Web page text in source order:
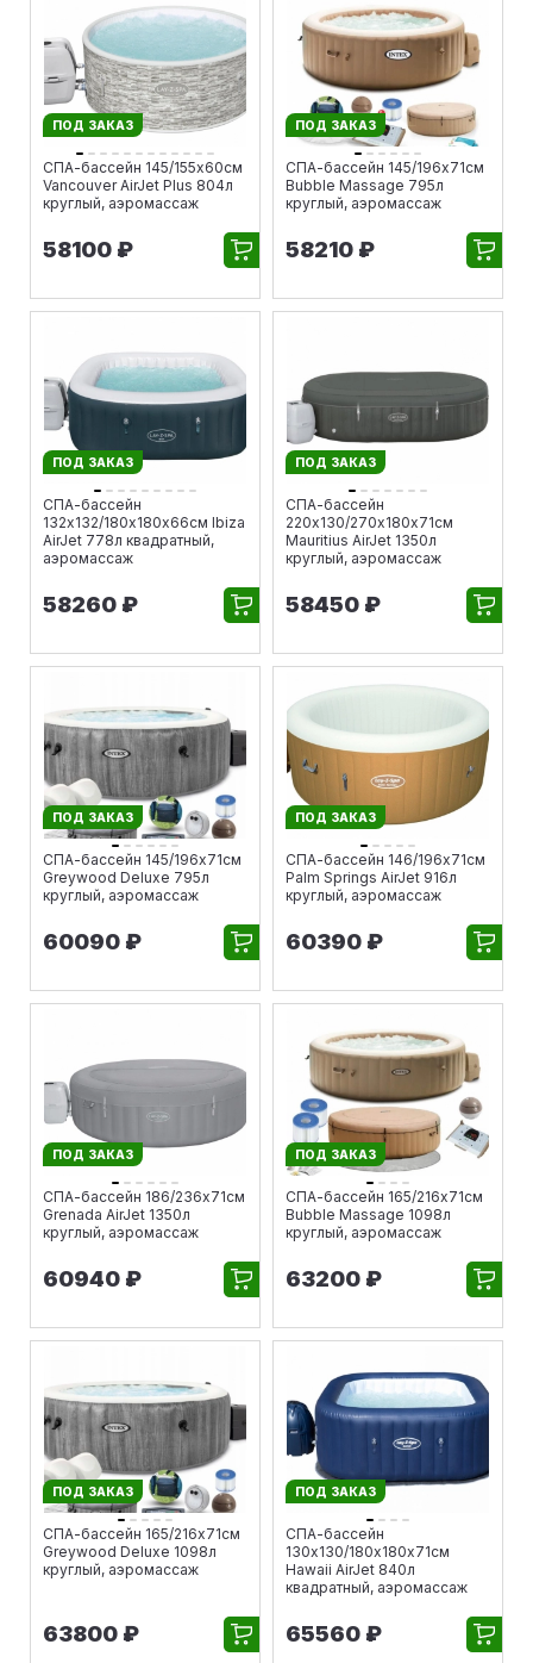
ПОД ЗАКАЗ
СПА-бассейн 145/155х60см
Vancouver AirJet Plus 804л
круглый, аэромассаж
58100 ₽
ПОД ЗАКАЗ
СПА-бассейн 145/196х71см
Bubble Massage 795л
круглый, аэромассаж
58210 ₽
ПОД ЗАКАЗ
СПА-бассейн
132х132/180х180х66см Ibiza
AirJet 778л квадратный,
аэромассаж
58260 ₽
ПОД ЗАКАЗ
СПА-бассейн
220х130/270х180х71см
Mauritius AirJet 1350л
круглый, аэромассаж
58450 ₽
ПОД ЗАКАЗ
СПА-бассейн 145/196х71см
Greywood Deluxe 795л
круглый, аэромассаж
60090 ₽
ПОД ЗАКАЗ
СПА-бассейн 146/196х71см
Palm Springs AirJet 916л
круглый, аэромассаж
60390 ₽
ПОД ЗАКАЗ
СПА-бассейн 186/236х71см
Grenada AirJet 1350л
круглый, аэромассаж
60940 ₽
ПОД ЗАКАЗ
СПА-бассейн 165/216х71см
Bubble Massage 1098л
круглый, аэромассаж
63200 ₽
ПОД ЗАКАЗ
СПА-бассейн 165/216х71см
Greywood Deluxe 1098л
круглый, аэромассаж
63800 ₽
ПОД ЗАКАЗ
СПА-бассейн
130х130/180х180х71см
Hawaii AirJet 840л
квадратный, аэромассаж
65560 ₽